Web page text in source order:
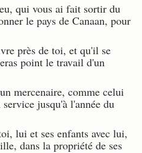
qui vous ai fait sortir du
le pays de Canaan, pour
près de toi, et qu'il se
point le travail d'un
mercenaire, comme celui
jusqu'à l'année du
lui et ses enfants avec lui,
dans la propriété de ses